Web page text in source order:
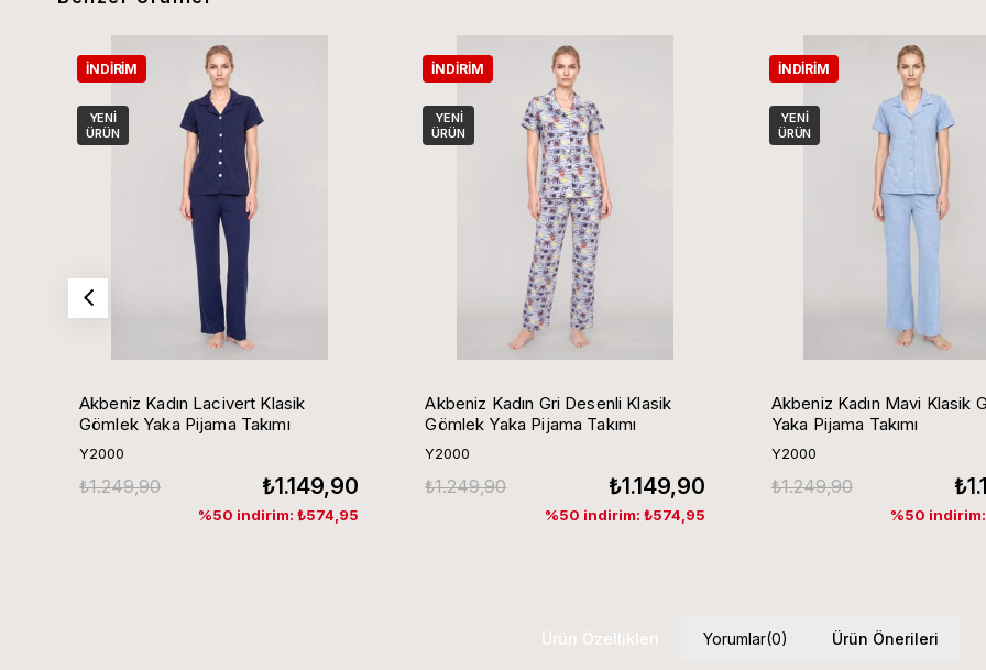
Akbeniz Kadın Lacivert Klasik
Gömlek Yaka Pijama Takımı
Y2000
₺1.149,90
₺1.249,90
%50 indirim: ₺574,95
İNDIRIM
YENI
ÜRÜN
Akbeniz Kadın Gri Desenli Klasik
Gömlek Yaka Pijama Takımı
Y2000
₺1.149,90
₺1.249,90
%50 indirim: ₺574,95
İNDIRIM
YENI
ÜRÜN
Akbeniz Kadın Mavi Klasik
Yaka Pijama Takımı
Y2000
₺1.249,90
%50
İNDIRIM
YENI
ÜRÜN
Ürün Özellikleri Yorumlar(0) Ürün Önerileri